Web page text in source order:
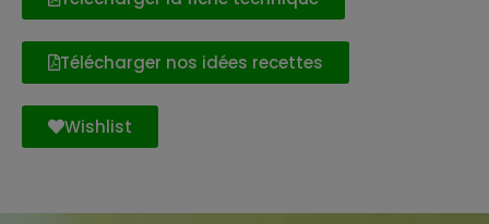
Télécharger nos idées recettes
Wishlist